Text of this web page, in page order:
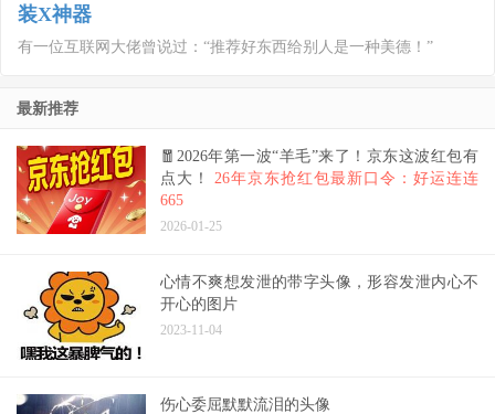
装X神器
有一位互联网大佬曾说过：“推荐好东西给别人是一种美德！”
最新推荐
🧧2026年第一波“羊毛”来了！京东这波红包有
点大！ 26年京东抢红包最新口令：好运连连
665
2026-01-25
心情不爽想发泄的带字头像，形容发泄内心不
开心的图片
2023-11-04
伤心委屈默默流泪的头像